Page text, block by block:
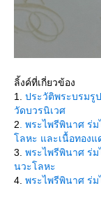
ลิ้งค์ที่เกี่ยวข้อง
1. ประวัติพระบรมรู
วัดบวรนิเวศ
2 . พระไพรีพินาศ ร่
ลหะ และเนื้อทองแ
3. พระไพรีพินาศ ร่ม
นวะโลหะ
4. พระไพรีพินาศ ร่